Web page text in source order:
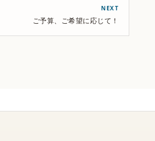
NEXT
ご予算、ご希望に応じて！